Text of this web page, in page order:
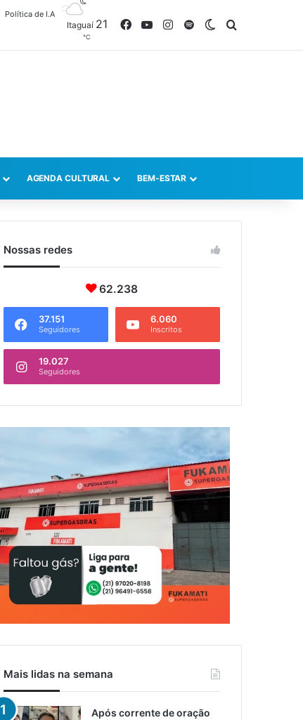
Política de I.A
Itaguaí 21
℃
FacebookYouTubeInstagram
SpotifySwitch skin
AGENDA CULTURAL BEM-ESTAR
Nossas redes
62.238
37.151
Seguidores
6.060
Inscritos
19.027
Seguidores
Mais lidas na semana
Após corrente de oração